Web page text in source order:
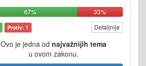
67% 33%
Protiv: 1 Detaljnije
Ovo je jedna od najvažnijih tema
u ovom zakonu.